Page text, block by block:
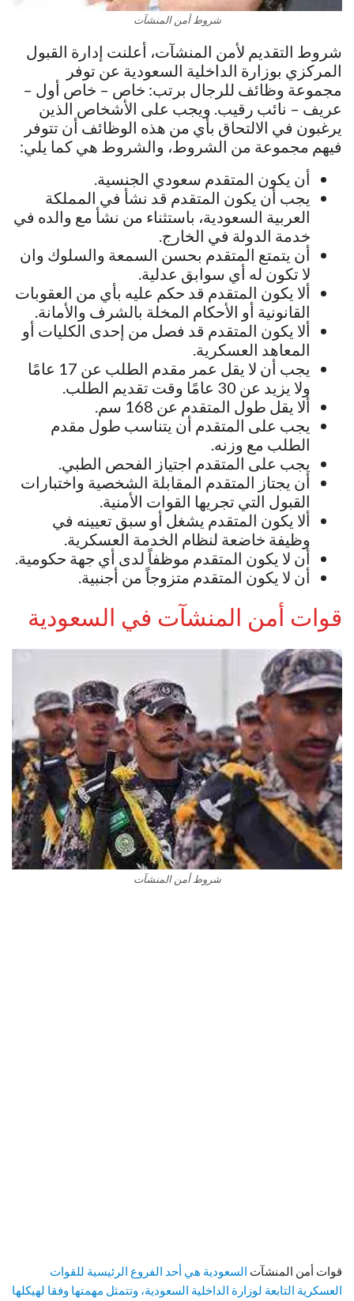
شروط أمن المنشآت
شروط التقديم لأمن المنشآت، أعلنت إدارة القبول
المركزي بوزارة الداخلية السعودية عن توفر
مجموعة وظائف للرجال برتب: خاص – خاص أول –
عريف – نائب رقيب. ويجب على الأشخاص الذين
يرغبون في الالتحاق بأي من هذه الوظائف أن تتوفر
فيهم مجموعة من الشروط، والشروط هي كما يلي:
أن يكون المتقدم سعودي الجنسية.
يجب أن يكون المتقدم قد نشأ في المملكة
العربية السعودية، باستثناء من نشأ مع والده في
خدمة الدولة في الخارج.
أن يتمتع المتقدم بحسن السمعة والسلوك وان
لا تكون له أي سوابق عدلية.
ألا يكون المتقدم قد حكم عليه بأي من العقوبات
القانونية أو الأحكام المخلة بالشرف والأمانة.
ألا يكون المتقدم قد فصل من إحدى الكليات أو
المعاهد العسكرية.
يجب أن لا يقل عمر مقدم الطلب عن 17 عامًا
ولا يزيد عن 30 عامًا وقت تقديم الطلب.
ألا يقل طول المتقدم عن 168 سم.
يجب على المتقدم أن يتناسب طول مقدم
الطلب مع وزنه.
يجب على المتقدم اجتياز الفحص الطبي.
أن يجتاز المتقدم المقابلة الشخصية واختبارات
القبول التي تجريها القوات الأمنية.
ألا يكون المتقدم يشغل أو سبق تعيينه في
وظيفة خاضعة لنظام الخدمة العسكرية.
أن لا يكون المتقدم موظفاً لدى أي جهة حكومية.
أن لا يكون المتقدم متزوجاً من أجنبية.
قوات أمن المنشآت في السعودية
شروط أمن المنشآت
قوات أمن المنشآت السعودية هي أحد الفروع الرئيسية للقوات
العسكرية التابعة لوزارة الداخلية السعودية، وتتمثل مهمتها وفقا لهيكلها